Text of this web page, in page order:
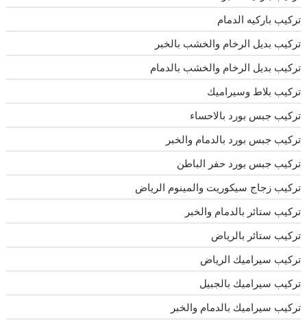
تركيب باركيه الدمام
تركيب بديل الرخام والخشب بالخبر
تركيب بديل الرخام والخشب بالدمام
تركيب بلاط وسيراميك
تركيب جبس بورد بالاحساء
تركيب جبس بورد بالدمام والخبر
تركيب جبس بورد حفر الباطن
تركيب زجاج سيكوريت والمينوم الرياض
تركيب ستائر بالدمام والخبر
تركيب ستائر بالرياض
تركيب سيراميك الرياض
تركيب سيراميك بالجبيل
تركيب سيراميك بالدمام والخبر